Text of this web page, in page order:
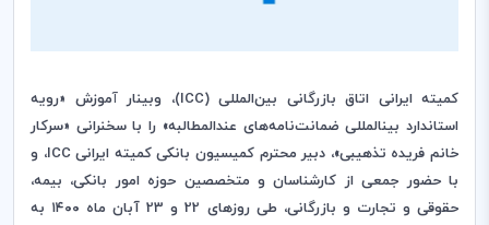
کمیته ایرانی اتاق بازرگانی بین‌المللی (ICC)، وبینارآموزش «رویه
استاندارد بین­المللی ضمانت‌نامه‌های عندالمطالبه» را با سخنرانی «سرکار
خانم فریده تذهیبی»، دبیر محترم کمیسیون بانکی کمیته ایرانی ICC، و
با حضور جمعی از کارشناسان و متخصصین حوزه امور بانکی، بیمه،
حقوقی و تجارت و بازرگانی، طی روزهای 22 و 23 آبان ماه ۱۴۰۰ به